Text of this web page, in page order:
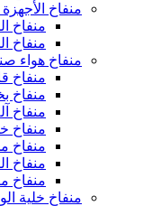
منفاخ الأجهزة
منفاخ
منفاخ
منفاخ هواء
منفاخ
منفاخ
منفاخ
منفاخ
منفاخ
منفاخ
منفاخ
منفاخ خلية